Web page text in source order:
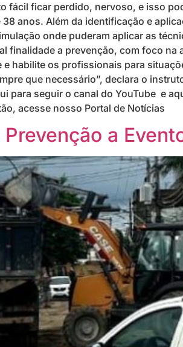
fácil ficar perdido, nervoso, e isso
anos. Além da identificação e
onde puderam aplicar as
finalidade a prevenção, com foco
habilite os profissionais para
que necessário”, declara o
para seguir o canal do YouTube e
acesse nosso Portal de Notícias
a